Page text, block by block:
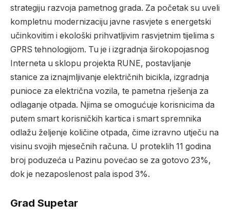
strategiju razvoja pametnog grada. Za početak su uveli
kompletnu modernizaciju javne rasvjete s energetski
učinkovitim i ekološki prihvatljivim rasvjetnim tijelima s
GPRS tehnologijom. Tu je i izgradnja širokopojasnog
Interneta u sklopu projekta RUNE, postavljanje
stanice za iznajmljivanje električnih bicikla, izgradnja
punioce za električna vozila, te pametna rješenja za
odlaganje otpada. Njima se omogućuje korisnicima da
putem smart korisničkih kartica i smart spremnika
odlažu željenje količine otpada, čime izravno utječu na
visinu svojih mjesečnih računa. U proteklih 11 godina
broj poduzeća u Pazinu povećao se za gotovo 23%,
dok je nezaposlenost pala ispod 3%.
Grad Supetar